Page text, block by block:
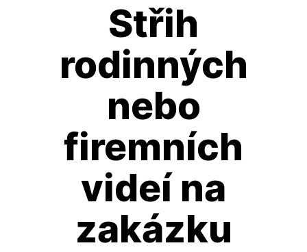
Střih
rodinných
nebo
firemních
videí na
zakázku